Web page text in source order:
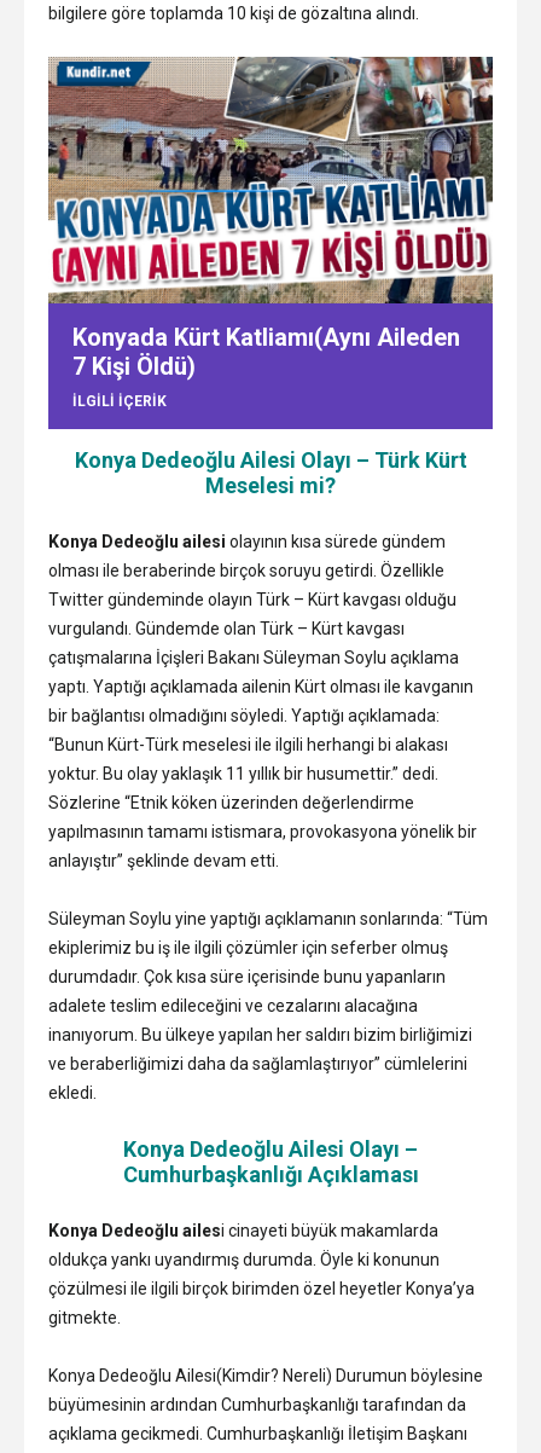
bilgilere göre toplamda 10 kişi de gözaltına alındı.
ILGILI IÇERIK
Konyada Kürt Katliamı(Aynı Aileden
7 Kişi Öldü)
Konya Dedeoğlu Ailesi Olayı – Türk Kürt
Meselesi mi?
Konya Dedeoğlu ailesi olayının kısa sürede gündem
olması ile beraberinde birçok soruyu getirdi. Özellikle
Twitter gündeminde olayın Türk – Kürt kavgası olduğu
vurgulandı. Gündemde olan Türk – Kürt kavgası
çatışmalarına İçişleri Bakanı Süleyman Soylu açıklama
yaptı. Yaptığı açıklamada ailenin Kürt olması ile kavganın
bir bağlantısı olmadığını söyledi. Yaptığı açıklamada:
“Bunun Kürt-Türk meselesi ile ilgili herhangi bi alakası
yoktur. Bu olay yaklaşık 11 yıllık bir husumettir.” dedi.
Sözlerine “Etnik köken üzerinden değerlendirme
yapılmasının tamamı istismara, provokasyona yönelik bir
anlayıştır” şeklinde devam etti.
Süleyman Soylu yine yaptığı açıklamanın sonlarında: “Tüm
ekiplerimiz bu iş ile ilgili çözümler için seferber olmuş
durumdadır. Çok kısa süre içerisinde bunu yapanların
adalete teslim edileceğini ve cezalarını alacağına
inanıyorum. Bu ülkeye yapılan her saldırı bizim birliğimizi
ve beraberliğimizi daha da sağlamlaştırıyor” cümlelerini
ekledi.
Konya Dedeoğlu Ailesi Olayı –
Cumhurbaşkanlığı Açıklaması
Konya Dedeoğlu ailesi cinayeti büyük makamlarda
oldukça yankı uyandırmış durumda. Öyle ki konunun
çözülmesi ile ilgili birçok birimden özel heyetler Konya’ya
gitmekte.
Konya Dedeoğlu Ailesi(Kimdir? Nereli) Durumun böylesine
büyümesinin ardından Cumhurbaşkanlığı tarafından da
açıklama gecikmedi. Cumhurbaşkanlığı İletişim Başkanı